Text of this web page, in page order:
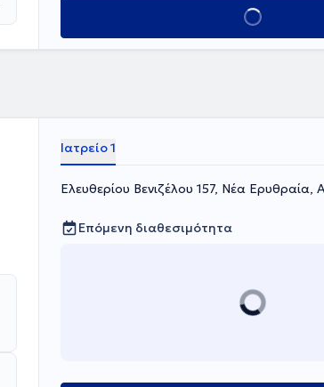
Κλείσε ραντεβού
Ιατρείο 1
Ελευθερίου Βενιζέλου 157, Νέα Ερυθραία,
Επόμενη διαθεσιμότητα